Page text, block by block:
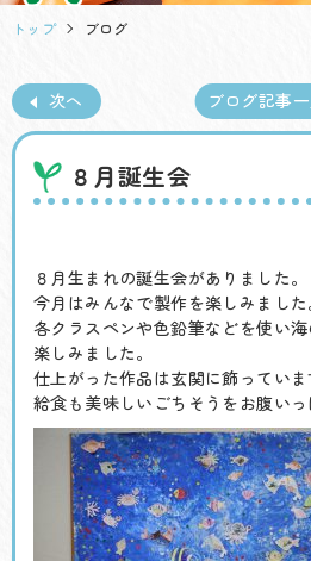
トップ ブログ
次へ ブログ記事
８月誕生会
８月生まれの誕生会がありました。
今月はみんなで製作を楽しみました
各クラスペンや色鉛筆などを使い
楽しみました。
仕上がった作品は玄関に飾っていま
給食も美味しいごちそうをお腹いっ